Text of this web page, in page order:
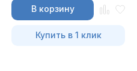
В корзину
Купить в 1 клик